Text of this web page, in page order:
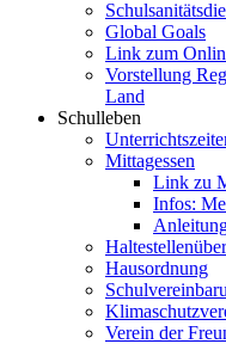
Global Goals
Link zum
Vorstellung
Land
Schulleben
Mittagessen
Link zu
Infos:
Hausordnung
Verein der